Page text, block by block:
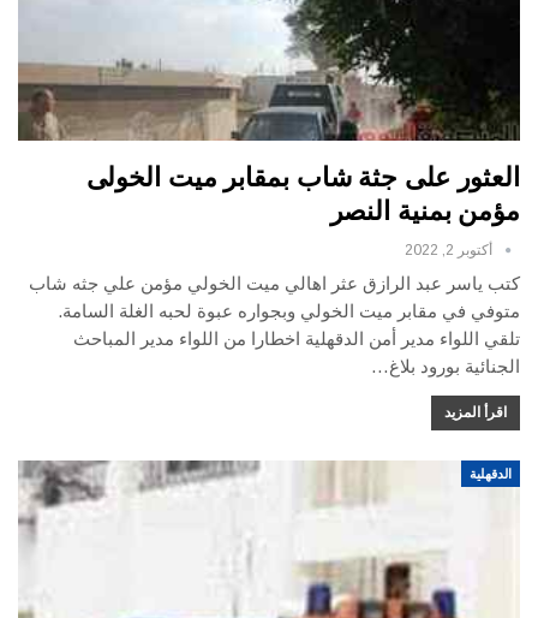
العثور على جثة شاب بمقابر ميت الخولى
مؤمن بمنية النصر
أكتوبر 2, 2022
كتب ياسر عبد الرازق عثر اهالي ميت الخولي مؤمن علي جثه شاب
متوفي في مقابر ميت الخولي وبجواره عبوة لحبه الغلة السامة.
تلقي اللواء مدير أمن الدقهلية اخطارا من اللواء مدير المباحث
الجنائية بورود بلاغ…
اقرأ المزيد
الدقهلية